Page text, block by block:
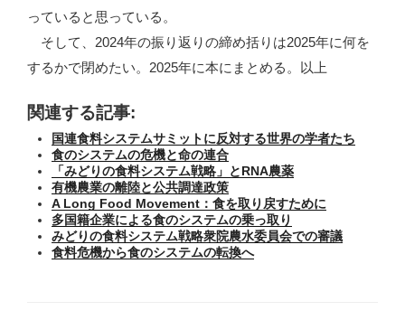
っていると思っている。
そして、2024年の振り返りの締め括りは2025年に何を
するかで閉めたい。2025年に本にまとめる。以上
関連する記事:
国連食料システムサミットに反対する世界の学者たち
食のシステムの危機と命の連合
「みどりの食料システム戦略」とRNA農薬
有機農業の離陸と公共調達政策
A Long Food Movement：食を取り戻すために
多国籍企業による食のシステムの乗っ取り
みどりの食料システム戦略衆院農水委員会での審議
食料危機から食のシステムの転換へ